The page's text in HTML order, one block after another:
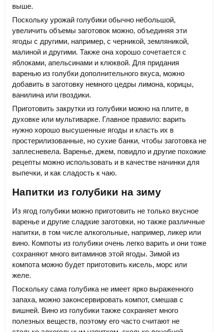
выше.
Поскольку урожай голубики обычно небольшой,
увеличить объемы заготовок можно, объединяя эти
ягоды с другими, например, с черникой, земляникой,
малиной и другими. Также она хорошо сочетается с
яблоками, апельсинами и клюквой. Для придания
варенью из голубки дополнительного вкуса, можно
добавить в заготовку немного цедры лимона, корицы,
ванилина или гвоздики.
Приготовить закрутки из голубики можно на плите, в
духовке или мультиварке. Главное правило: варить
нужно хорошо высушенные ягоды и класть их в
простерилизованные, но сухие банки, чтобы заготовка не
заплесневела. Варенье, джем, повидло и другие похожие
рецепты можно использовать и в качестве начинки для
выпечки, и как сладость к чаю.
Напитки из голубики на зиму
Из ягод голубики можно приготовить не только вкусное
варенье и другие сладкие заготовки, но также различные
напитки, в том числе алкогольные, например, ликер или
вино. Компоты из голубики очень легко варить и они тоже
сохраняют много витаминов этой ягоды. Зимой из
компота можно будет приготовить кисель, морс или
желе.
Поскольку сама голубика не имеет ярко выраженного
запаха, можно законсервировать компот, смешав с
вишней. Вино из голубики также сохраняет много
полезных веществ, поэтому его часто считают не